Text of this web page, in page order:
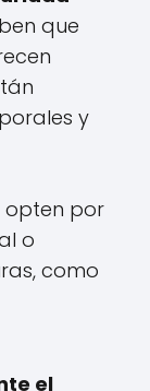
que
y
opten por
o
como
el